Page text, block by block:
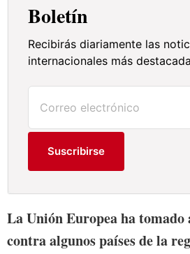
Boletín
Recibirás diariamente las
internacionales más
Suscribirse
La Unión Europea ha tomado
contra algunos países de la